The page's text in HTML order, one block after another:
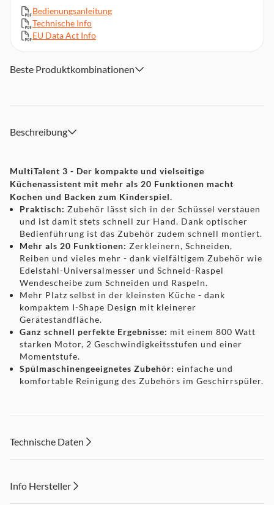
Sahne und Eischnee
Teigwerkzeug aus Kunststoff, transparenter Deckel,
Einfüllhilfe und Stopfer
Deckel- und Schüsselverriegelung, Saugfüße für mehr
Stabilität des Geräts
Bedienungsanleitung
Technische Info
EU Data Act Info
Beste Produktkombinationen
Beschreibung
MultiTalent 3 - Der kompakte und vielseitige
Küchenassistent mit mehr als 20 Funktionen macht
Kochen und Backen zum Kinderspiel.
Praktisch: Zubehör lässt sich in der Schüssel verstauen
und ist damit stets schnell zur Hand. Dank optischer
Bedienführung ist das Zubehör zudem schnell montiert.
Mehr als 20 Funktionen: Zerkleinern, Schneiden,
Reiben und vieles mehr - dank vielfältigem Zubehör wie
Edelstahl-Universalmesser und Schneid-Raspel
Wendescheibe zum Schneiden und Raspeln.
Mehr Platz selbst in der kleinsten Küche - dank
kompaktem I-Shape Design mit kleinerer
Gerätestandfläche.
Ganz schnell perfekte Ergebnisse: mit einem 800 Watt
starken Motor, 2 Geschwindigkeitsstufen und einer
Momentstufe.
Spülmaschinengeeignetes Zubehör: einfache und
komfortable Reinigung des Zubehörs im Geschirrspüler.
Technische Daten
Info Hersteller